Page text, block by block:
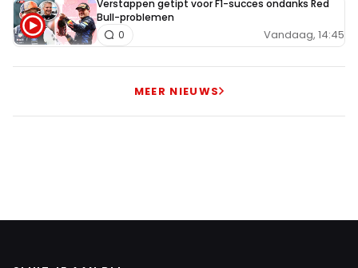
Verstappen getipt voor F1-succes ondanks Red
Bull-problemen
Vandaag, 14:45
0
MEER NIEUWS